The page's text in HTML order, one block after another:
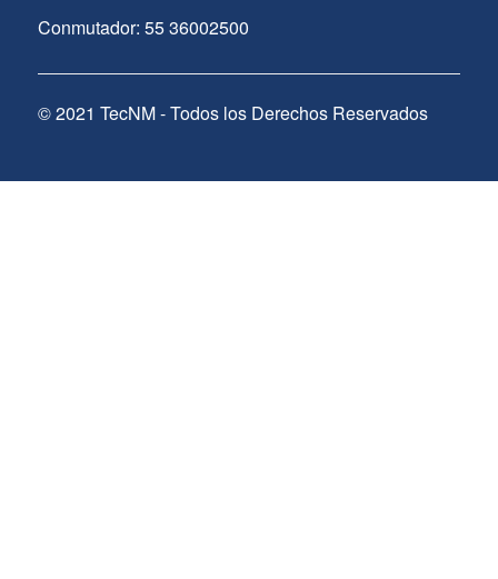
Conmutador: 55 36002500
© 2021 TecNM - Todos los Derechos Reservados